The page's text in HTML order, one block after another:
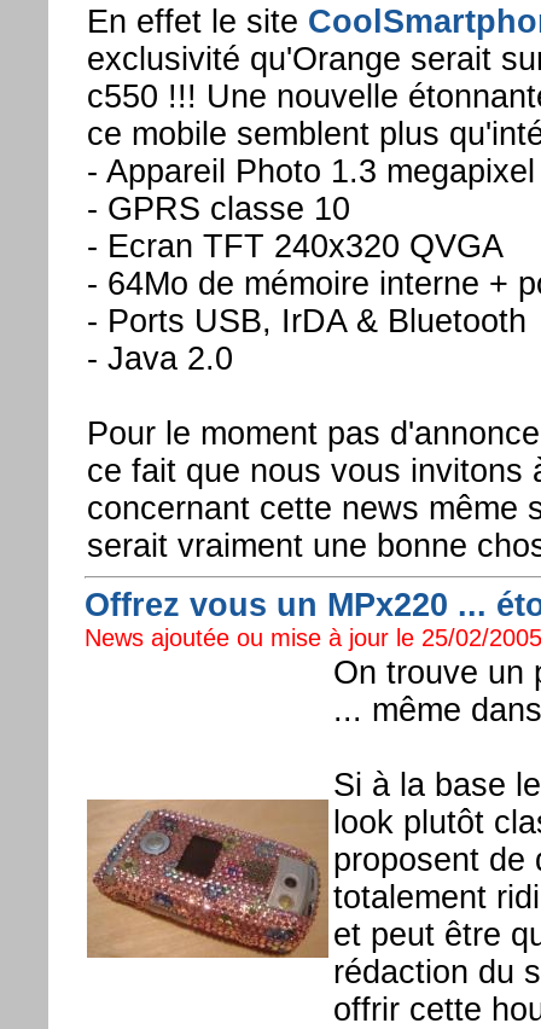
En effet le site
exclusivité qu'Orange serait
c550 !!! Une nouvelle
ce mobile semblent plus
- Appareil Photo 1.3 megapixel
- GPRS classe 10
- Ecran TFT 240x320 QVGA
- 64Mo de mémoire interne +
- Ports USB, IrDA & Bluetooth
- Java 2.0
Pour le moment pas
ce fait que nous vous invitons
concernant cette news même
serait vraiment une bonne
Offrez vous un MPx220 ...
News ajoutée ou mise à jour le 25/02/
On trouve un
... même
Si à la base
look plutôt
proposent de
totalement
et peut être
rédaction du
offrir cette